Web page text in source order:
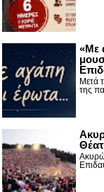
«Με
Μετά
της